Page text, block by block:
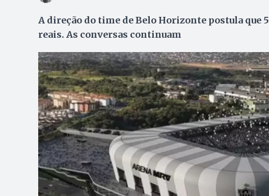
A direção do time de Belo Horizonte postula que
reais. As conversas continuam